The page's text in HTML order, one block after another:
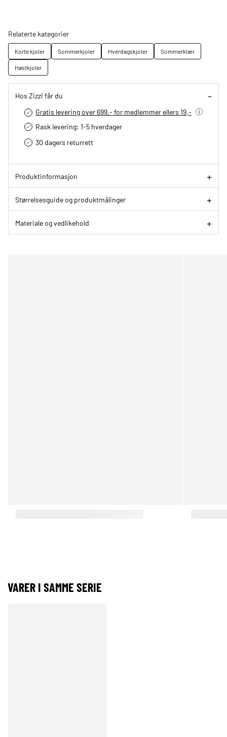
Relaterte kategorier
Korte kjoler Sommerkjoler Hverdagskjoler
Sommerklær
Høstkjoler
Hos Zizzi får du
Gratis levering over 699.- for medlemmer ellers 19,-
Rask levering: 1-5 hverdager
30 dagers returrett
Produktinformasjon
Størrelsesguide og produktmålinger
Materiale og vedlikehold
VARER I SAMME SERIE